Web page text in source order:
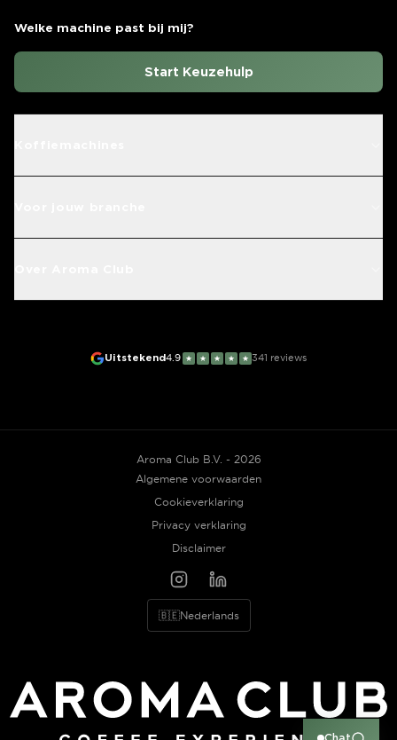
Welke machine past bij mij?
Start Keuzehulp
Uitstekend4.9 ★ ★ ★ ★ ★ 341 reviews
Aroma Club B.V. - 2026
Algemene voorwaarden
Cookieverklaring
Privacy verklaring
Disclaimer
🇧🇪Nederlands